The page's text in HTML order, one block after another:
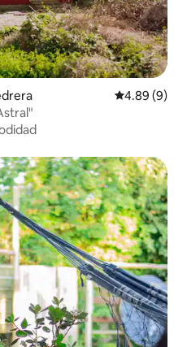
Calificación
4.89 (9)